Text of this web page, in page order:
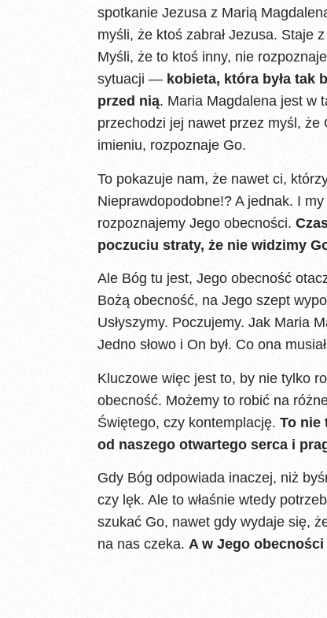
spotkanie Jezusa z Marią
myśli, że ktoś zabrał Jezusa. Staje
Myśli, że to ktoś inny, nie
sytuacji — kobieta, która była tak
przed nią. Maria Magdalena jest w
przechodzi jej nawet przez myśl, że
imieniu, rozpoznaje Go.
To pokazuje nam, że nawet ci,
Nieprawdopodobne!? A jednak. I
rozpoznajemy Jego obecności.
poczuciu straty, że nie widzimy
Ale Bóg tu jest, Jego obecność
Bożą obecność, na Jego szept
Usłyszymy. Poczujemy. Jak Maria
Jedno słowo i On był. Co ona
Kluczowe więc jest to, by nie tylko
obecność. Możemy to robić na
Świętego, czy kontemplację. To nie
od naszego otwartego serca i
Gdy Bóg odpowiada inaczej, niż
czy lęk. Ale to właśnie wtedy
szukać Go, nawet gdy wydaje się,
na nas czeka. A w Jego obecności